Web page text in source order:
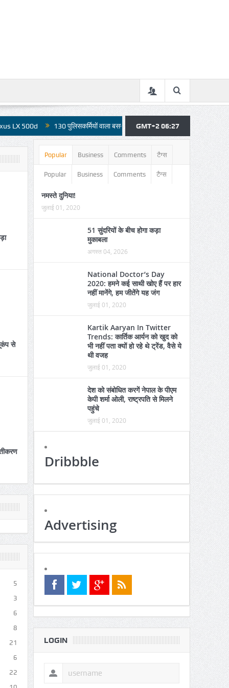
130 पुलिसकर्मियों वाला बसखारी थाना बिजली आपूर्ति से महरुम, कार्य हो रहे प्रभावित, कई
GMT+2 06:27
से
5
3
6
8
21
6
22
Popular Business Comments टैग्स
Popular Business Comments टैग्स
नमस्ते दुनिया!
जुलाई 01, 2020
51 सुंदरियों के बीच होगा कड़ा
मुकाबला
अगस्त 04, 2026
National Doctor’s Day
2020: हमने कई साथी खोए हैं पर हार
नहीं मानेंगे, हम जीतेंगे यह जंग
जुलाई 01, 2020
Kartik Aaryan In Twitter
Trends: कार्तिक आर्यन को खुद को
भी नहीं पता क्यों हो रहे थे ट्रेंड, वैसे ये
थी वजह
जुलाई 01, 2020
देश को संबोधित करगें नेपाल के पीएम
केपी शर्मा ओली, राष्ट्रपति से मिलने
पहुंचे
जुलाई 01, 2020
Dribbble
Advertising
LOGIN